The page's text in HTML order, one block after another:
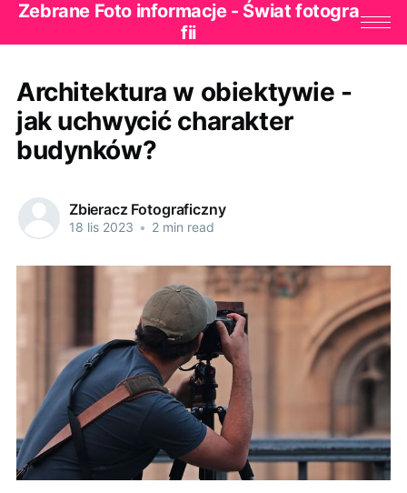
Zebrane Foto informacje - Świat fotogra
fii
Architektura w obiektywie -
jak uchwycić charakter
budynków?
Zbieracz Fotograficzny
18 lis 2023 • 2 min read